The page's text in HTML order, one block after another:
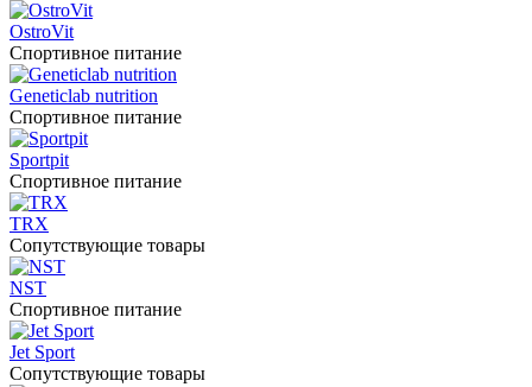
OstroVit
Спортивное питание
Geneticlab nutrition
Спортивное питание
Sportpit
Спортивное питание
TRX
Сопутствующие товары
NST
Спортивное питание
Jet Sport
Сопутствующие товары